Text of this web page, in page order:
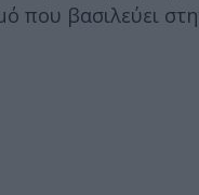
που βασιλεύει